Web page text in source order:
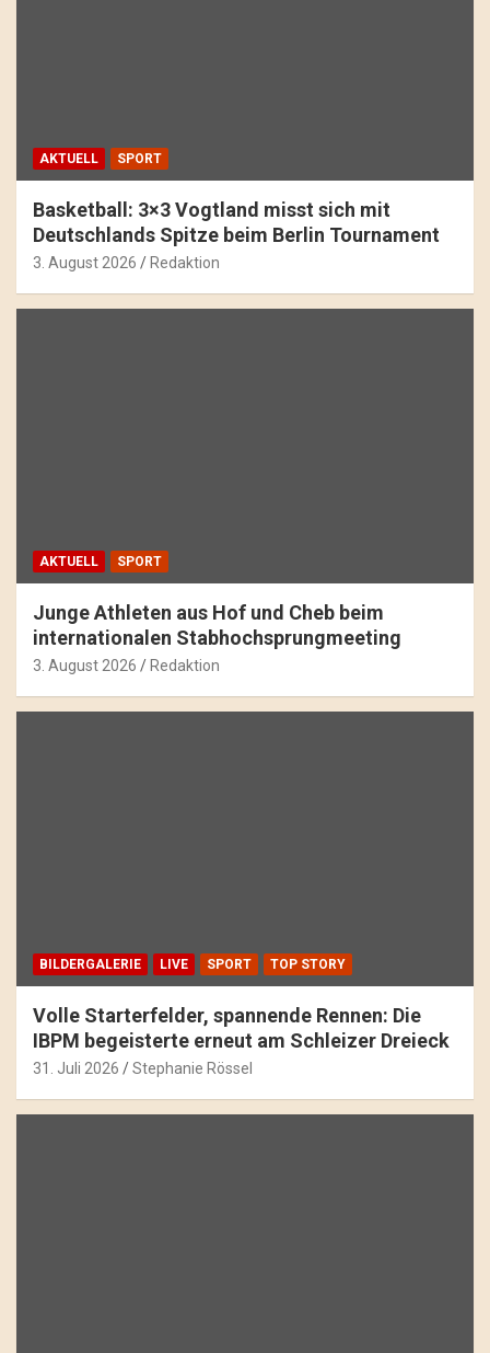
AKTUELL SPORT
Basketball: 3×3 Vogtland misst sich mit
Deutschlands Spitze beim Berlin Tournament
3. August 2026 Redaktion
AKTUELL SPORT
Junge Athleten aus Hof und Cheb beim
internationalen Stabhochsprungmeeting
3. August 2026 Redaktion
BILDERGALERIE LIVE SPORT TOP STORY
Volle Starterfelder, spannende Rennen: Die
IBPM begeisterte erneut am Schleizer Dreieck
31. Juli 2026 Stephanie Rössel